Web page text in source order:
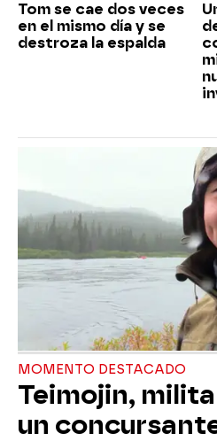
Tom se cae dos veces
en el mismo día y se
destroza la espalda
MOMENTO DESTACADO
Teimojin,
un